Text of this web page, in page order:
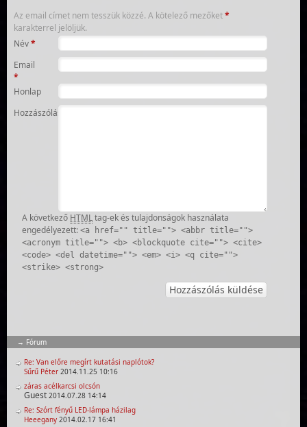
Az email címet nem tesszük közzé. A kötelező mezőket*
karakterrel jelöljük.
Név*
Email
*
Honlap
Hozzászólás
A következő HTMLtag-ek és tulajdonságok használata
engedélyezett: <a href="" title=""> <abbr title="">
<acronym title=""> <b> <blockquote cite=""> <cite>
<code> <del datetime=""> <em> <i> <q cite="">
<strike> <strong>
Fórum
Re: Van előre megírt kutatási naplótok?
Sűrű Péter 2014.11.25 10:16
záras acélkarcsi olcsón
Guest 2014.07.28 14:14
Re: Szórt fényű LED-lámpa házilag
Heeegany 2014.02.17 16:41